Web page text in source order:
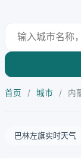
首页 / 城市 / 内
巴林左旗实时天气